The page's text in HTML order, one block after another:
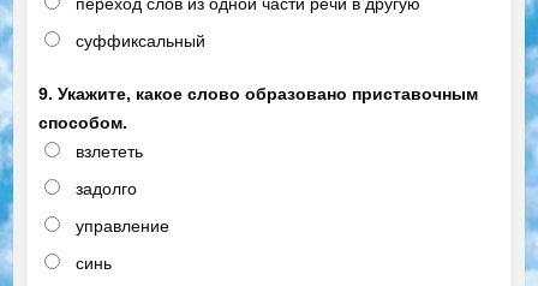
переход слов из одной части речи в другую
суффиксальный
9. Укажите, какое слово образовано приставочным
способом.
взлететь
задолго
управление
синь